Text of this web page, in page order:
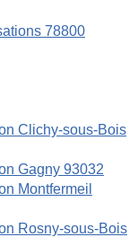
78800
Clichy-sous-Bois
Gagny 93032
Montfermeil
Rosny-sous-Bois